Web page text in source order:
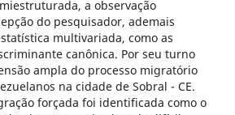
a observação
do pesquisador, ademais
multivariada, como as
canônica. Por seu turno
ampla do processo migratório
na cidade de Sobral - CE.
forçada foi identificada como o